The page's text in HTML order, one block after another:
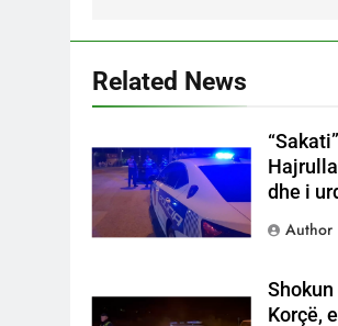
Related News
dhe i
Author
Korçë,